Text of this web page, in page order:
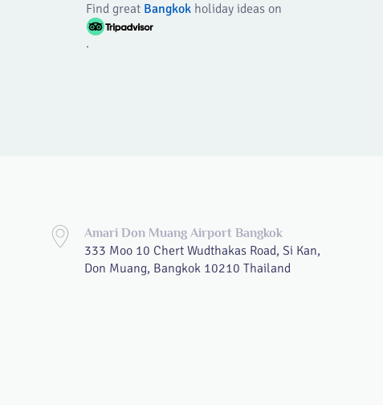
Find great Bangkok holiday ideas on
.
Amari Don Muang Airport Bangkok
333 Moo 10 Chert Wudthakas Road, Si Kan,
Don Muang, Bangkok 10210 Thailand